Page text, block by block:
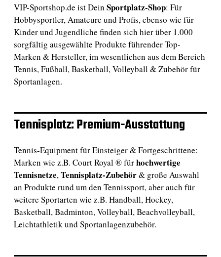
VIP-Sportshop.de ist Dein Sportplatz-Shop: Für
Hobbysportler, Amateure und Profis, ebenso wie für
Kinder und Jugendliche finden sich hier über 1.000
sorgfältig ausgewählte Produkte führender Top-
Marken & Hersteller, im wesentlichen aus dem Bereich
Tennis, Fußball, Basketball, Volleyball & Zubehör für
Sportanlagen.
Tennisplatz: Premium-Ausstattung
Tennis-Equipment für Einsteiger & Fortgeschrittene:
Marken wie z.B. Court Royal ® fürhochwertige
Tennisnetze,Tennisplatz-Zubehör& große Auswahl
an Produkte rund um den Tennissport, aber auch für
weitere Sportarten wie z.B. Handball, Hockey,
Basketball, Badminton, Volleyball, Beachvolleyball,
Leichtathletik und Sportanlagenzubehör.